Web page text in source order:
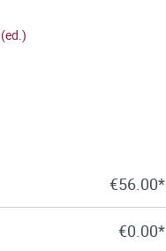
€56.00*
€0.00*